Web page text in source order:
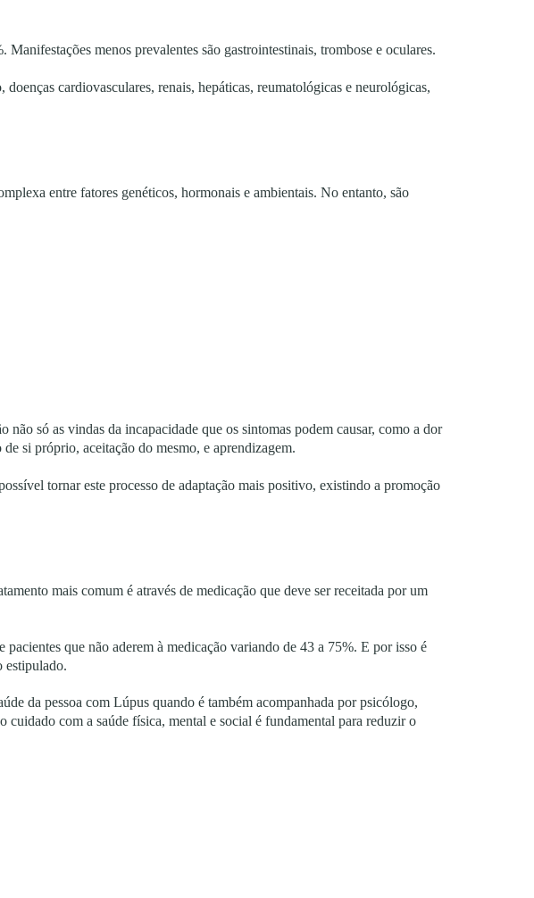
menos prevalentes são gastrointestinais, trombose e oculares.
cardiovasculares, renais, hepáticas, reumatológicas e neurológicas,
entre fatores genéticos, hormonais e ambientais. No entanto, são
só as vindas da incapacidade que os sintomas podem causar, como a dor
si próprio, aceitação do mesmo, e aprendizagem.
tornar este processo de adaptação mais positivo, existindo a promoção
mais comum é através de medicação que deve ser receitada por um
que não aderem à medicação variando de 43 a 75%. E por isso é
estipulado.
da pessoa com Lúpus quando é também acompanhada por psicólogo,
com a saúde física, mental e social é fundamental para reduzir o